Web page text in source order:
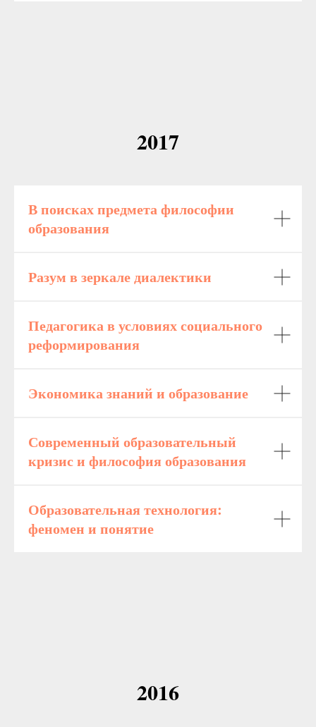
2017
В поисках предмета философии
образования
Разум в зеркале диалектики
Педагогика в условиях социального
реформирования
Экономика знаний и образование
Современный образовательный
кризис и философия образования
Образовательная технология:
феномен и понятие
2016